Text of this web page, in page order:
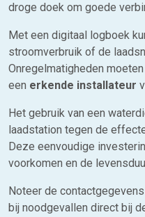
droge doek om goede
Met een digitaal logboek
stroomverbruik of de
Onregelmatigheden
een erkende installateur
Het gebruik van een
laadstation tegen de
Deze eenvoudige
voorkomen en de
Noteer de
bij noodgevallen direct bij